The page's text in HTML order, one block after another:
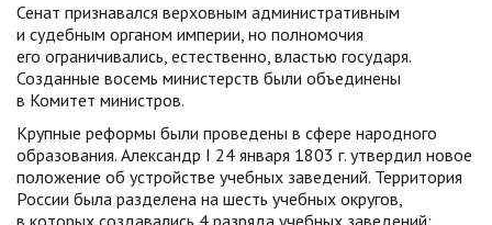
Сенат признавался верховным административным
и судебным органом империи, но полномочия
его ограничивались, естественно, властью государя.
Созданные восемь министерств были объединены
в Комитет министров.
Крупные реформы были проведены в сфере народного
образования. Александр I 24 января 1803 г. утвердил новое
положение об устройстве учебных заведений. Территория
России была разделена на шесть учебных округов,
в которых создавались 4 разряда учебных заведений: